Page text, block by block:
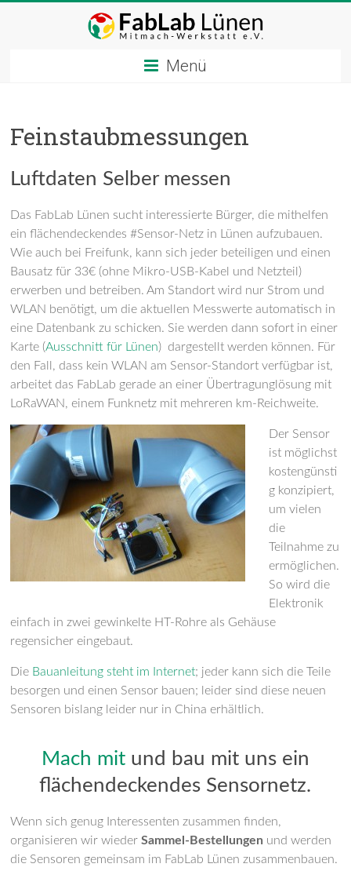
Menü
Feinstaubmessungen
Luftdaten Selber messen
Das FabLab Lünen sucht interessierte Bürger, die mithelfen
einflächendeckendes #Sensor-Netz in Lünenaufzubauen.
Wieauch bei Freifunk, kann sich jeder beteiligen und einen
Bausatzfür 33€ (ohne Mikro-USB-Kabel und Netzteil)
erwerben und betreiben. Am Standortwird nur Strom und
WLAN benötigt, um die aktuellen Messwerteautomatisch in
eine Datenbank zu schicken. Sie werden dann sofort in einer
Karte (Ausschnitt für Lünen) dargestelltwerden können. Für
den Fall, dass kein WLAN am Sensor-Standort verfügbar ist,
arbeitet das FabLab gerade an einer Übertragunglösung mit
LoRaWAN, einem Funknetz mit mehreren km-Reichweite.
Der Sensor
ist möglichst
kostengünsti
g konzipiert,
um vielen
die
Teilnahme zu
ermöglichen.
So wird die
Elektronik
einfach in zwei gewinkelte HT-Rohreals Gehäuse
regensicher eingebaut.
Die Bauanleitung steht im Internet; jeder kann sich die Teile
besorgen und einen Sensor bauen; leider sind diese neuen
Sensoren bislang leider nur in China erhältlich.
Mach mitund bau mit uns ein
flächendeckendes Sensornetz.
Wenn sich genug Interessenten zusammenfinden,
organisieren wir wiederSammel-Bestellungen und werden
die Sensoren gemeinsam im FabLab Lünenzusammenbauen.